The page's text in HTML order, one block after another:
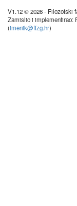
V1.12 © 2026 - Filozofski
Zamislio i implementirao:
(imenik@ffzg.hr)